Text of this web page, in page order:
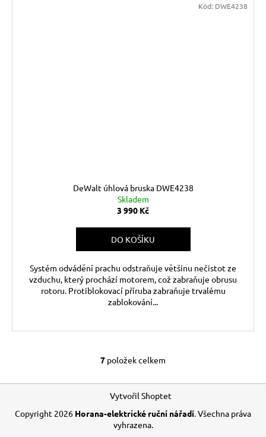
DeWalt úhlová bruska DWE4238
Skladem
3 990 Kč
DO KOŠÍKU
Systém odvádění prachu odstraňuje většinu nečistot ze
vzduchu, který prochází motorem, což zabraňuje obrusu
rotoru. Protiblokovací příruba zabraňuje trvalému
zablokování...
Kód: DWE4238
O
l
d
a
7 položek celkem
Z
Vytvořil Shoptet
Copyright 2026 Horana-elektrické ruční nářadí. Všechna práva
vyhrazena.